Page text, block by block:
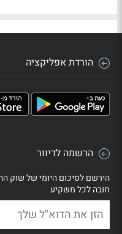
הורדת אפליקציה
הרשמה לדיוור
הירשם לסיכום היומי של שוק
חובה לכל משקיע